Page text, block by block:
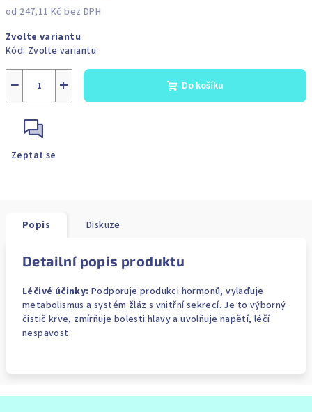
od 247,11 Kč bez DPH
cena:
Zvolte variantu
Kód: Zvolte variantu
+
− Do košíku
Zeptat se
Popis Diskuze
Detailní popis produktu
Léčivé účinky: Podporuje produkci hormonů, vylaďuje
metabolismus a systém žláz s vnitřní sekrecí. Je to výborný
čistič krve, zmírňuje bolesti hlavy a uvolňuje napětí, léčí
nespavost.